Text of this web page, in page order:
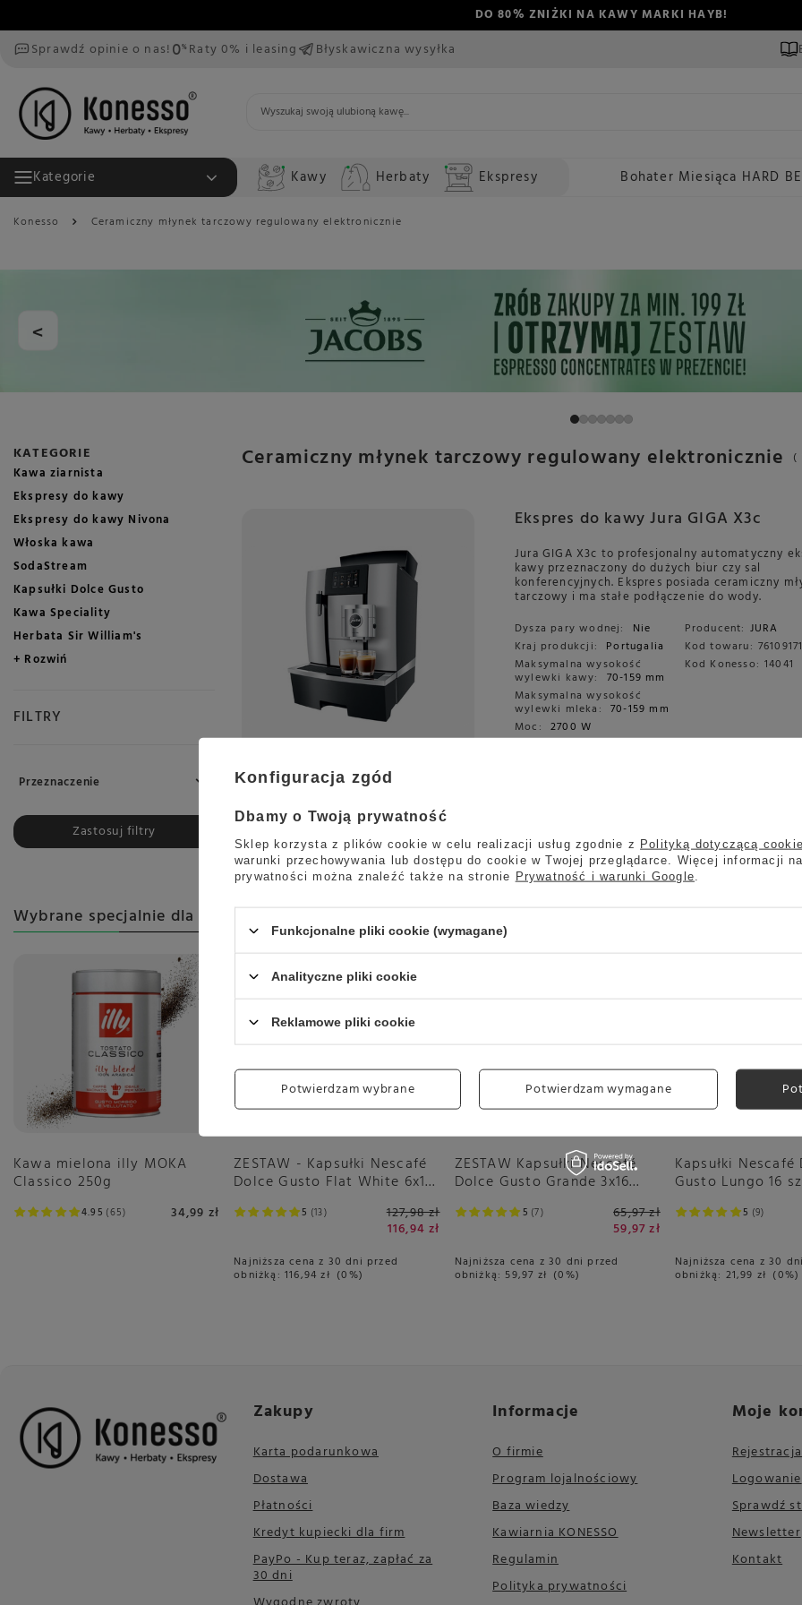
DO 80% ZNIŻKI NA KAWY MARKI HAYB!
Sprawdź opinie o nas!
Raty 0% i leasing Błyskawiczna wysyłka
Kategorie Kawy Herbaty Ekspresy Bohater Miesiąca HARD
Konesso Ceramiczny młynek tarczowy regulowany elektronicznie
<
KATEGORIE
Kawa ziarnista
Ekspresy do kawy
Ekspresy do kawy Nivona
Włoska kawa
SodaStream
Kapsułki Dolce Gusto
Kawa Speciality
Herbata Sir William's
+ Rozwiń
FILTRY
Przeznaczenie
Zastosuj filtry
Ceramiczny młynek tarczowy regulowany elektronicznie (
Ekspres do kawy Jura GIGA X3c
Jura GIGA X3c to profesjonalny automatyczny
kawy przeznaczony do dużych biur czy sal
konferencyjnych. Ekspres posiada ceramiczny
tarczowy i ma stałe podłączenie do wody.
Dysza pary wodnej:
Nie
Kraj produkcji: Portugalia
Maksymalna wysokość
wylewki kawy: 70-159 mm
Maksymalna wysokość
wylewki mleka: 70-159 mm
Moc: 2700 W
Producent: JURA
Kod towaru:
Kod Konesso: 14041
Wybrane specjalnie dla Ciebie
4.95 65
Kawa mielona illy MOKA
Classico 250g
34,99 zł
Okazja
5 13
ZESTAW - Kapsułki Nescafé
Dolce Gusto Flat White 6x16
127,98 zł
116,94 zł
Najniższa cena z 30 dni przed
obniżką:116,94 zł 0%
5 7
ZESTAW Kapsułki Nescafé
Dolce Gusto Grande 3x16
65,97 zł
59,97 zł
Najniższa cena z 30 dni przed
obniżką: 59,97 zł 0%
5 9
Kapsułki Nescafé
Gusto Lungo 16
Najniższa cena z 30
obniżką: 21,99 zł 0%
Zakupy
Karta podarunkowa
Dostawa
Płatności
Kredyt kupiecki dla firm
PayPo - Kup teraz, zapłać za
30 dni
Informacje
O firmie
Program lojalnościowy
Baza wiedzy
Kawiarnia KONESSO
Regulamin
Polityka prywatności
Moje
Rejestracja
Logowanie
Sprawdź
Newsletter
Kontakt
Konfiguracja zgód
Dbamy o Twoją prywatność
Sklep korzysta z plików cookie w celu realizacji usług zgodnie z Polityką dotyczącą
warunki przechowywania lub dostępu do cookie w Twojej przeglądarce. Więcej informacji
prywatności można znaleźć także na stronie Prywatność i warunki Google
Funkcjonalne pliki cookie (wymagane)
Analityczne pliki cookie
Reklamowe pliki cookie
Potwierdzam wybrane Potwierdzam wymagane